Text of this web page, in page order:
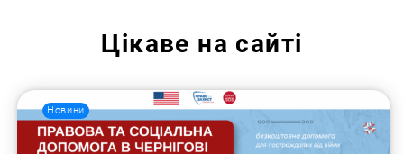
Цікаве на сайті
Новини